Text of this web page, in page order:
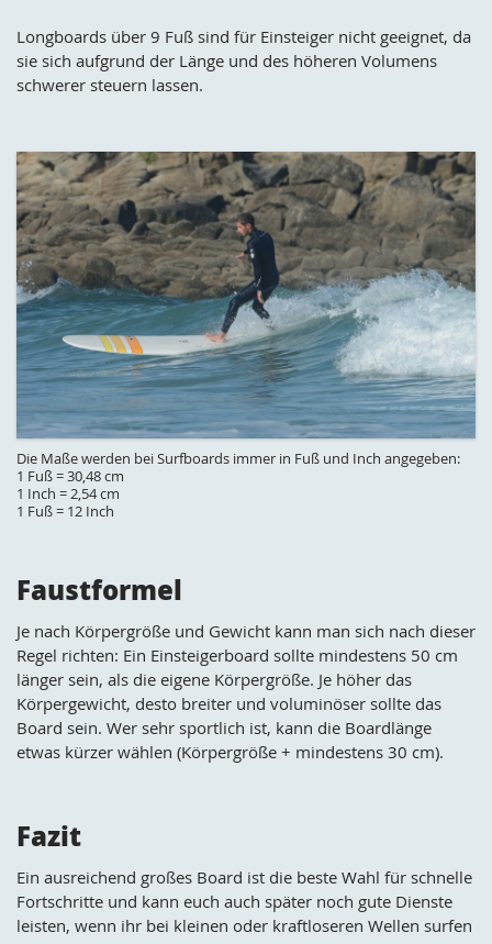
Longboards über 9 Fuß sind für Einsteiger nicht geeignet, da
sie sich aufgrund der Länge und des höheren Volumens
schwerer steuern lassen.
Die Maße werden bei Surfboards immer in Fuß und Inch angegeben:
1 Fuß = 30,48 cm
1 Inch = 2,54 cm
1 Fuß = 12 Inch
Faustformel
Je nach Körpergröße und Gewicht kann man sich nach dieser
Regel richten: Ein Einsteigerboard sollte mindestens 50 cm
länger sein, als die eigene Körpergröße. Je höher das
Körpergewicht, desto breiter und voluminöser sollte das
Board sein. Wer sehr sportlich ist, kann die Boardlänge
etwas kürzer wählen (Körpergröße + mindestens 30 cm).
Fazit
Ein ausreichend großes Board ist die beste Wahl für schnelle
Fortschritte und kann euch auch später noch gute Dienste
leisten, wenn ihr bei kleinen oder kraftloseren Wellen surfen